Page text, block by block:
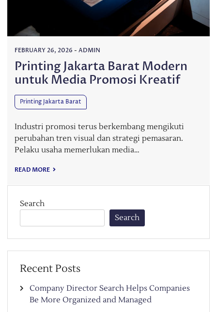
FEBRUARY 26, 2026 - ADMIN
Printing Jakarta Barat Modern
untuk Media Promosi Kreatif
Printing Jakarta Barat
Industri promosi terus berkembang mengikuti
perubahan tren visual dan strategi pemasaran.
Pelaku usaha memerlukan media…
READ MORE
Search
Search
Recent Posts
Company Director Search Helps Companies
Be More Organized and Managed